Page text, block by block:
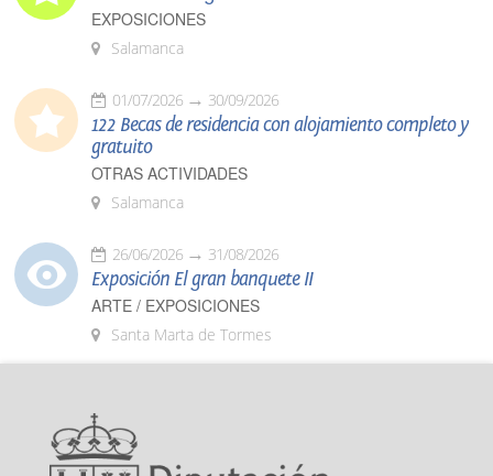
EXPOSICIONES
Salamanca
01/07/2026 30/09/2026
122 Becas de residencia con alojamiento completo y
gratuito
OTRAS ACTIVIDADES
Salamanca
26/06/2026 31/08/2026
Exposición El gran banquete II
ARTE / EXPOSICIONES
Santa Marta de Tormes